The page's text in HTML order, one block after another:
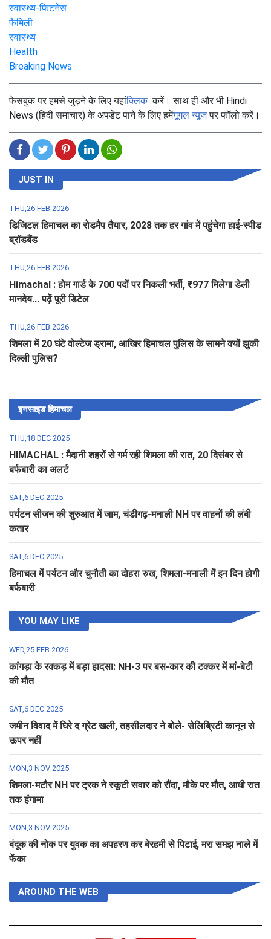
स्वास्थ्य-फिटनेस
फैमिली
स्वास्थ्य
Health
Breaking News
फेसबुक पर हमसे जुड़ने के लिए यहांक्लिककरें। साथ ही और भी Hindi
News (हिंदी समाचार) के अपडेट पाने के लिए हमेंगूगल न्यूजपर फॉलो करें।
JUST IN
THU,26 FEB 2026
डिजिटल हिमाचल का रोडमैप तैयार, 2028 तक हर गांव में पहुंचेगा हाई-स्पीड
ब्रॉडबैंड
THU,26 FEB 2026
Himachal : होम गार्ड के 700 पदों पर निकली भर्ती, ₹977 मिलेगा डेली
मानदेय... पढ़ें पूरी डिटेल
THU,26 FEB 2026
शिमला में 20 घंटे वोल्टेज ड्रामा, आखिर हिमाचल पुलिस के सामने क्यों झुकी
दिल्ली पुलिस?
इनसाइड हिमाचल
THU,18 DEC 2025
HIMACHAL : मैदानी शहरों से गर्म रही शिमला की रात, 20 दिसंबर से
बर्फबारी का अलर्ट
SAT,6 DEC 2025
पर्यटन सीजन की शुरुआत में जाम, चंडीगढ़-मनाली NH पर वाहनों की लंबी
कतार
SAT,6 DEC 2025
हिमाचल में पर्यटन और चुनौती का दोहरा रुख, शिमला-मनाली में इन दिन होगी
बर्फबारी
YOU MAY LIKE
WED,25 FEB 2026
कांगड़ा के रक्कड़ में बड़ा हादसा: NH-3 पर बस-कार की टक्कर में मां-बेटी
की मौत
SAT,6 DEC 2025
जमीन विवाद में घिरे द ग्रेट खली, तहसीलदार ने बोले- सेलिब्रिटी कानून से
ऊपर नहीं
MON,3 NOV 2025
शिमला-मटौर NH पर ट्रक ने स्कूटी सवार को रौंदा, मौके पर मौत, आधी रात
तक हंगामा
MON,3 NOV 2025
बंदूक की नोक पर युवक का अपहरण कर बेरहमी से पिटाई, मरा समझ नाले में
फेंका
AROUND THE WEB